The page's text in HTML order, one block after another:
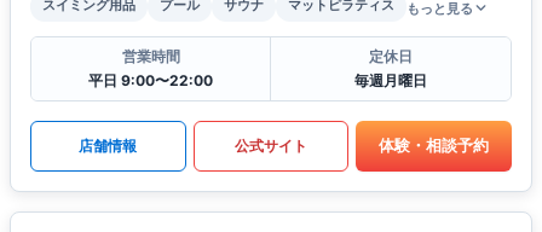
スイミング用品
プール サウナ マットピラティス もっと見る
営業時間
平日 9:00〜22:00
定休日
毎週月曜日
店舗情報 公式サイト 体験・相談予約